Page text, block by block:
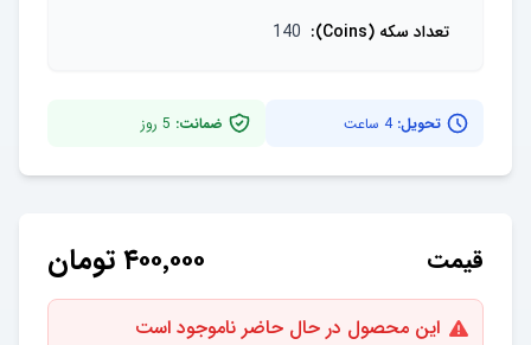
تعداد سکه (Coins)
:
140
تحویل:4 ساعت ضمانت: 5 روز
قیمت ۴۰۰٬۰۰۰تومان
این محصول در حال حاضر ناموجود است